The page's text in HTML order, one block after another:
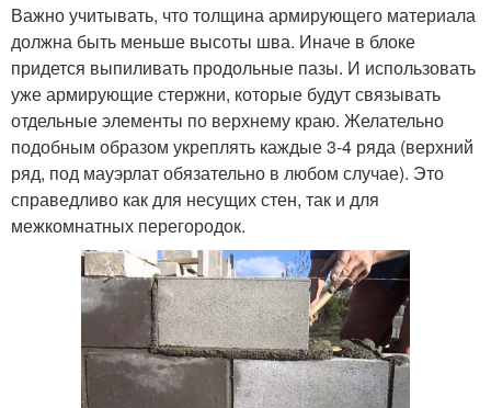
Важно учитывать, что толщина армирующего материала
должна быть меньше высоты шва. Иначе в блоке
придется выпиливать продольные пазы. И использовать
уже армирующие стержни, которые будут связывать
отдельные элементы по верхнему краю. Желательно
подобным образом укреплять каждые 3-4 ряда (верхний
ряд, под мауэрлат обязательно в любом случае). Это
справедливо как для несущих стен, так и для
межкомнатных перегородок.